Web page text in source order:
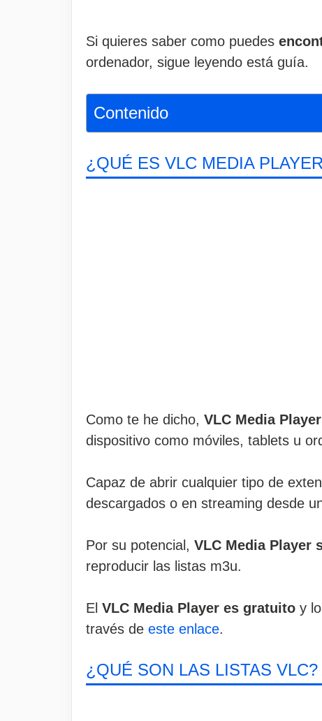
Si quieres saber como puedes
ordenador, sigue leyendo está guía.
Contenido
¿QUÉ ES VLC MEDIA
Como te he dicho, VLC Media
dispositivo como móviles, tablets u
Capaz de abrir cualquier tipo de
descargados o en streaming desde
Por su potencial, VLC Media Player
reproducir las listas m3u.
El VLC Media Player es gratuito y
través de este enlace.
¿QUÉ SON LAS LISTAS VLC?